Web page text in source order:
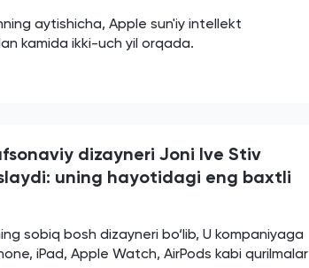
aytishicha, Apple sun'iy intellekt
kamida ikki-uch yil orqada.
dizayneri Joni Ive Stiv
uning hayotidagi eng baxtli
sobiq bosh dizayneri bo‘lib, U kompaniyaga
iPad, Apple Watch, AirPods kabi qurilmalar